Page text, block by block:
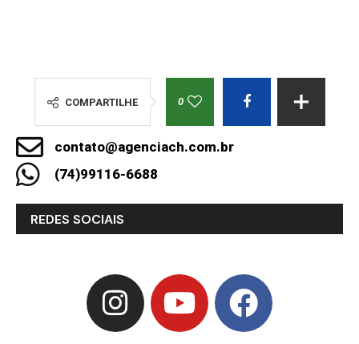
COMPARTILHE 0
contato@agenciach.com.br
(74)99116-6688
REDES SOCIAIS